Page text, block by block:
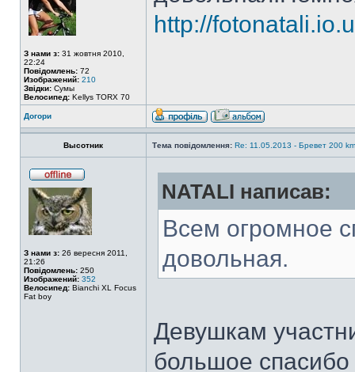
З нами з: 31 жовтня 2010,
22:24
Повідомлень: 72
Изображений: 210
Звідки: Сумы
Велосипед: Kellys TORX 70
http://
Догори
Высотник Тема повідомлення: Re: 11.05.2013 - Бревет 200
З нами з: 26 вересня 2011,
21:26
Повідомлень: 250
Изображений: 352
Велосипед: Bianchi ХL Focus
Fat boy
NATALI написав:
Всем огромное
довольная.
Девушкам
большое спасибо